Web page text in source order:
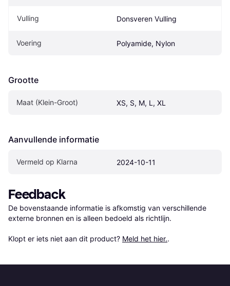
Vulling Donsveren Vulling
Voering Polyamide, Nylon
Grootte
Maat (Klein-Groot) XS, S, M, L, XL
Aanvullende informatie
Vermeld op Klarna 2024-10-11
Feedback
De bovenstaande informatie is afkomstig van verschillende
externe bronnen en is alleen bedoeld als richtlijn.
Klopt er iets niet aan dit product? Meld het hier..